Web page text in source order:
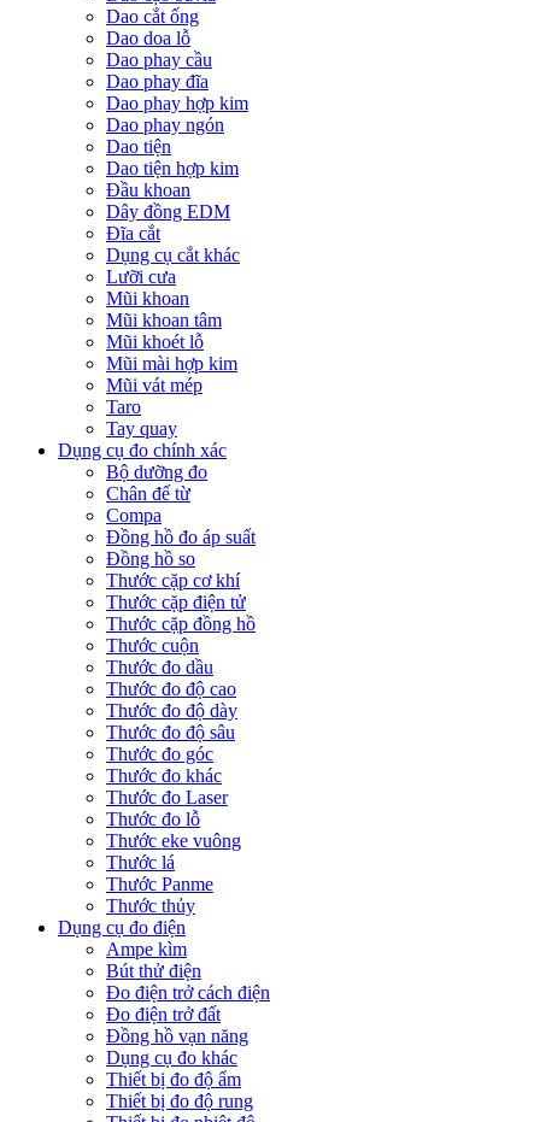
Dao cắt ống
Dao doa lỗ
Dao phay cầu
Dao phay đĩa
Dao phay hợp kim
Dao phay ngón
Dao tiện
Dao tiện hợp kim
Đầu khoan
Dây đồng EDM
Đĩa cắt
Dụng cụ cắt khác
Lưỡi cưa
Mũi khoan
Mũi khoan tâm
Mũi khoét lỗ
Mũi mài hợp kim
Mũi vát mép
Taro
Tay quay
Dụng cụ đo chính xác
Bộ dưỡng đo
Chân đế từ
Compa
Đồng hồ đo áp suất
Đồng hồ so
Thước cặp cơ khí
Thước cặp điện tử
Thước cặp đồng hồ
Thước cuộn
Thước đo dầu
Thước đo độ cao
Thước đo độ dày
Thước đo độ sâu
Thước đo góc
Thước đo khác
Thước đo Laser
Thước đo lỗ
Thước eke vuông
Thước lá
Thước Panme
Thước thủy
Dụng cụ đo điện
Ampe kìm
Bút thử điện
Đo điện trở cách điện
Đo điện trở đất
Đồng hồ vạn năng
Dụng cụ đo khác
Thiết bị đo độ ẩm
Thiết bị đo độ rung